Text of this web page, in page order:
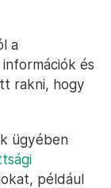
a
és
rakni, hogy
ügyében
például